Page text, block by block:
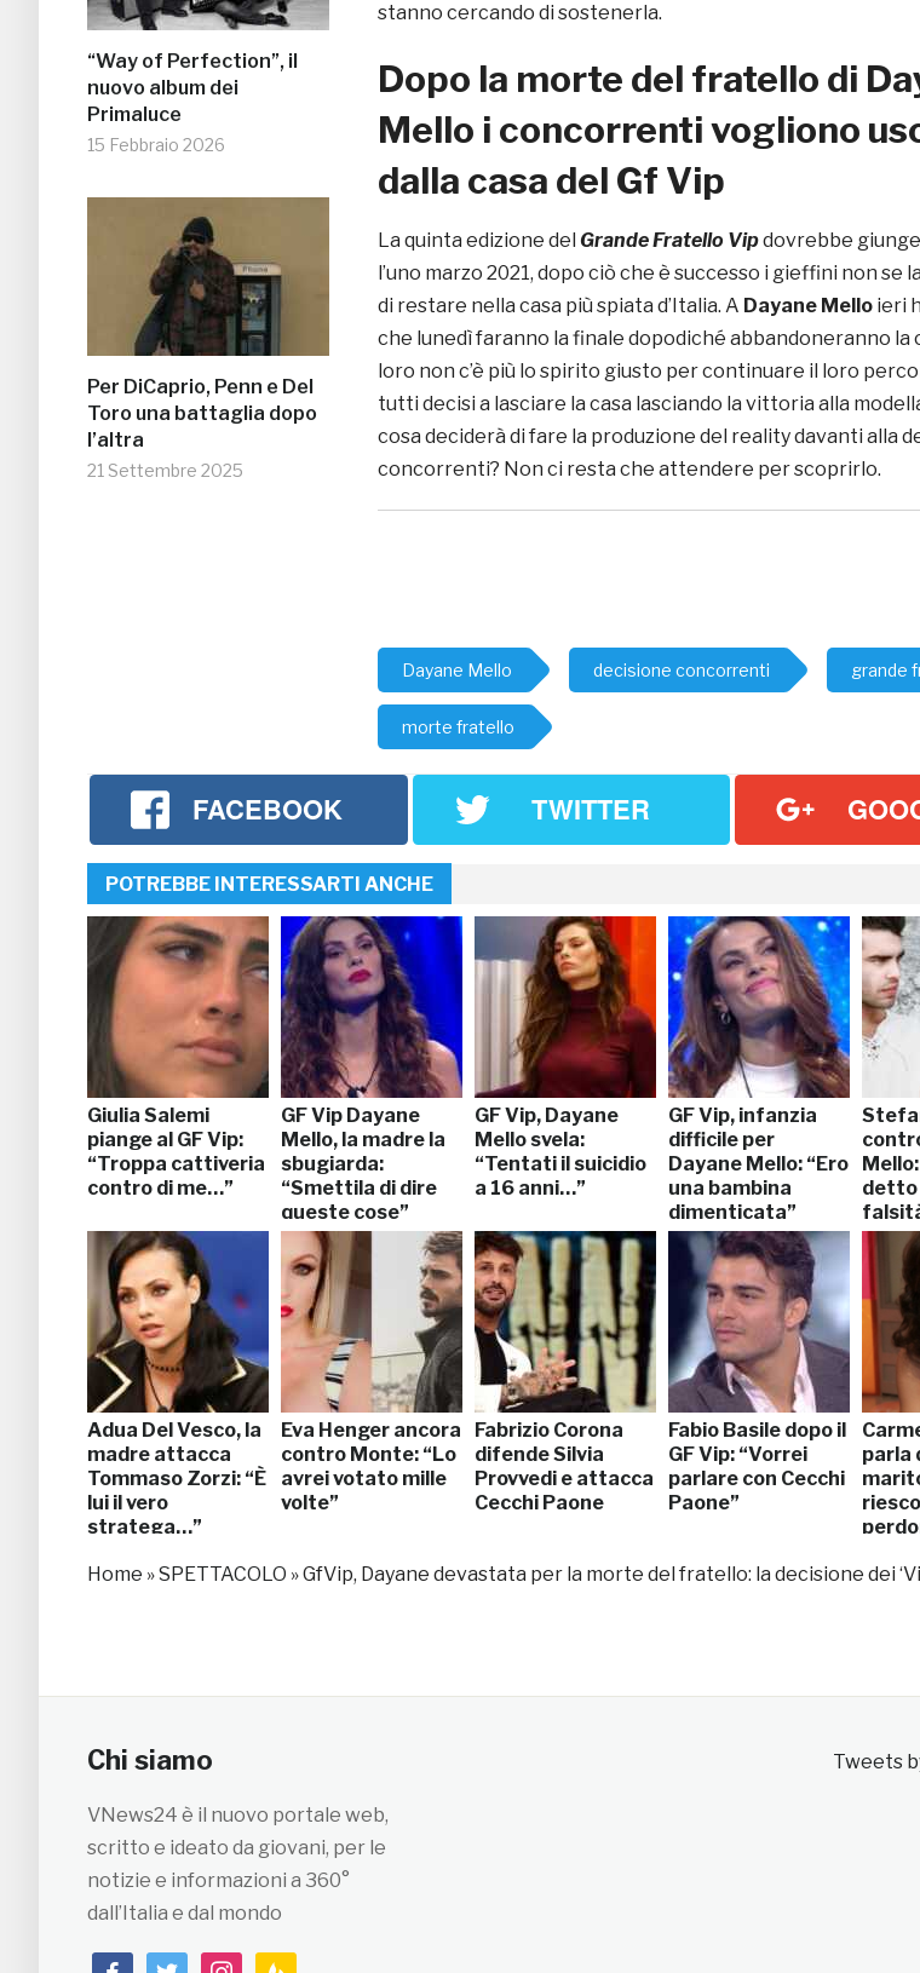
“Way of Perfection”, il
nuovo album dei
Primaluce
15 Febbraio 2026
Per DiCaprio, Penn e Del
Toro una battaglia dopo
l’altra
21 Settembre 2025
stanno cercando di sostenerla.
Dopo la morte del fratello di
Mello i concorrenti vogliono
dalla casa del Gf Vip
La quinta edizione del Grande Fratello Vipdovrebbe
l’uno marzo 2021, dopo ciò che è successo i gieffini non se
di restare nella casa più spiata d’Italia. A Dayane Mello ieri
che lunedì faranno la finale dopodiché abbandoneranno la
loro non c’è più lo spirito giusto per continuare il loro
tutti decisi a lasciare la casa lasciando la vittoria alla
cosa deciderà di fare la produzione del reality davanti alla
concorrenti? Non ci resta che attendere per scoprirlo.
Dayane Mello decisione concorrenti grande
morte fratello
FACEBOOK TWITTER
POTREBBE INTERESSARTI ANCHE
Giulia Salemi
piange al GF Vip:
“Troppa cattiveria
contro di me…”
GF Vip Dayane
Mello, la madre la
sbugiarda:
“Smettila di dire
queste cose”
GF Vip, Dayane
Mello svela:
“Tentati il suicidio
a 16 anni…”
GF Vip, infanzia
difficile per
Dayane Mello: “Ero
una bambina
dimenticata”
Mello:
detto
Adua Del Vesco, la
madre attacca
Tommaso Zorzi: “È
lui il vero
stratega…”
Eva Henger ancora
contro Monte: “Lo
avrei votato mille
volte”
Fabrizio Corona
difende Silvia
Provvedi e attacca
Cecchi Paone
Fabio Basile dopo il
GF Vip: “Vorrei
parlare con Cecchi
Paone”
parla
Home »SPETTACOLO »GfVip, Dayane devastata per la morte del fratello: la decisione dei
Chi siamo
VNews24 è il nuovo portale web,
scritto e ideato da giovani, per le
notizie e informazioni a 360°
dall’Italia e dal mondo
facebooktwitterinstagramfeedburner
Tweets